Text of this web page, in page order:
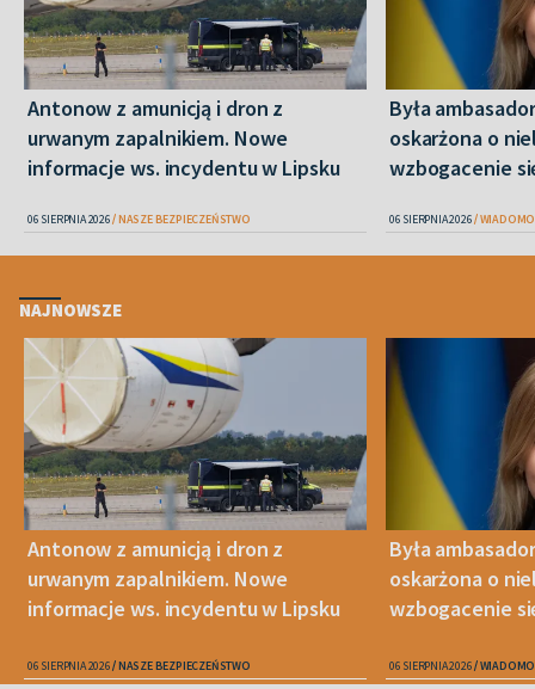
Antonow z amunicją i dron z
urwanym zapalnikiem. Nowe
informacje ws. incydentu w Lipsku
06 SIERPNIA 2026 NASZE BEZPIECZEŃSTWO
Była
oskarżona o
wzbogacenie
06 SIERPNIA 2026
NAJNOWSZE
Antonow z amunicją i dron z
urwanym zapalnikiem. Nowe
informacje ws. incydentu w Lipsku
06 SIERPNIA 2026 NASZE BEZPIECZEŃSTWO
Była
oskarżona o
wzbogacenie
06 SIERPNIA 2026